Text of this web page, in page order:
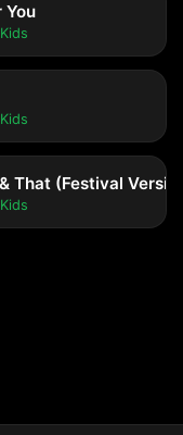
You
That (Festival